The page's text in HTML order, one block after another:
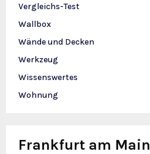
Vergleichs-Test
Wallbox
Wände und Decken
Werkzeug
Wissenswertes
Wohnung
Frankfurt am Main